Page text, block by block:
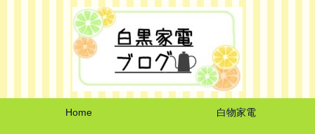
Home 白物家電